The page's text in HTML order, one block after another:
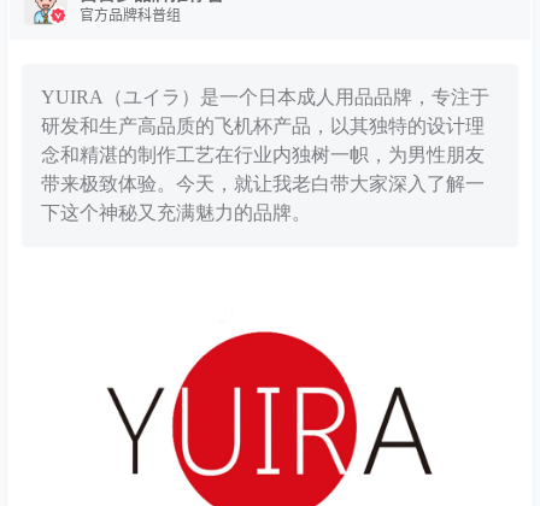
官方品牌科普组
YUIRA（ユイラ）是一个日本成人用品品牌，专注于
研发和生产高品质的飞机杯产品，以其独特的设计理
念和精湛的制作工艺在行业内独树一帜，为男性朋友
带来极致体验。今天，就让我老白带大家深入了解一
下这个神秘又充满魅力的品牌。